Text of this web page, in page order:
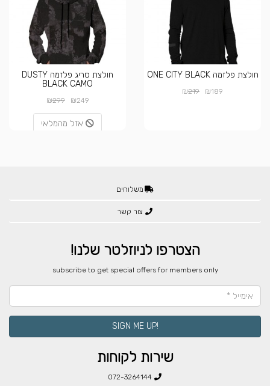
חולצת פלזמה ONE CITY BLACK
₪189
₪219
חולצת סריג פלזמה DUSTY
BLACK CAMO
₪249
₪299
אזל מהמלאי
משלוחים
צור קשר
הצטרפו לניוזלטר שלנו!
​subscribe to get special offers for members only
!SIGN ME UP
שירות לקוחות
072-3264144